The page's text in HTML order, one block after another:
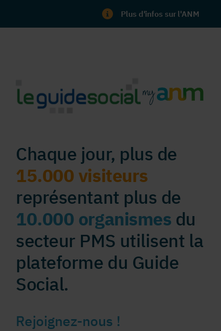
Plus d'infos sur l'ANM
Chaque jour, plus de
15.000 visiteurs
représentant plus de
10.000 organismes du
secteur PMS utilisent la
plateforme du Guide
Social.
Rejoignez-nous !